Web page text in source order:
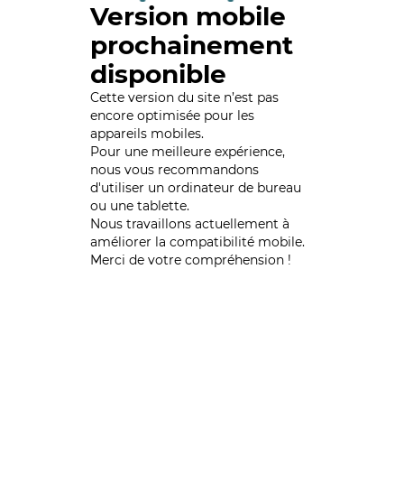
Version mobile
prochainement
disponible
Cette version du site n’est pas
encore optimisée pour les
appareils mobiles.
Pour une meilleure expérience,
nous vous recommandons
d'utiliser un ordinateur de bureau
ou une tablette.
Nous travaillons actuellement à
améliorer la compatibilité mobile.
Merci de votre compréhension !